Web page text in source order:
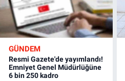
GÜNDEM
Resmi Gazete'de yayımlandı!
Emniyet Genel Müdürlüğüne
6 bin 250 kadro